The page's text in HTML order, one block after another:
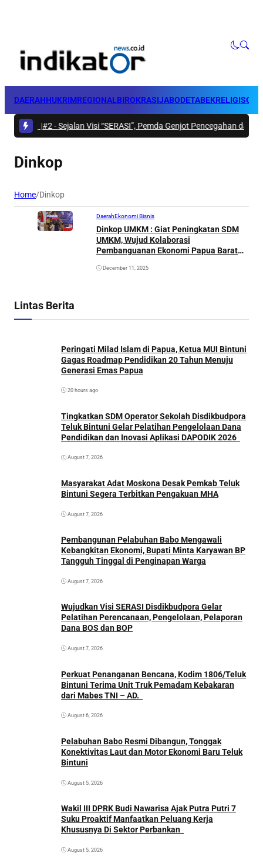
DAERAHHUKRIMREGIONALBIROKRASIJABODETABEKRELIGI
Jadwal Groundbreaking Dermaga Pelabuhan Babo Dipastikan 5 Agustus 2026| #2 -Sejalan Visi “SERASI”, Pemda Genjot Pencegahan dan
Dinkop
Home/Dinkop
DaerahEkonomi Bisnis
Dinkop UMKM : Giat Peningkatan SDM
UMKM, Wujud Kolaborasi
Pembanguanan Ekonomi Papua Barat
December 11, 2025
Lintas Berita
Peringati Milad Islam di Papua, Ketua MUI Bintuni
Gagas Roadmap Pendidikan 20 Tahun Menuju
Generasi Emas Papua
20 hours ago
Tingkatkan SDM Operator Sekolah Disdikbudpora
Teluk Bintuni Gelar Pelatihan Pengelolaan Dana
August 7, 2026
Masyarakat Adat Moskona Desak Pemkab Teluk
Bintuni Segera Terbitkan Pengakuan MHA
August 7, 2026
Pembangunan Pelabuhan Babo Mengawali
Kebangkitan Ekonomi, Bupati Minta Karyawan BP
Tangguh Tinggal di Penginapan Warga
August 7, 2026
Wujudkan Visi SERASI Disdikbudpora Gelar
Pelatihan Perencanaan, Pengelolaan, Pelaporan
Dana BOS dan BOP
August 7, 2026
Perkuat Penanganan Bencana, Kodim 1806/Teluk
Bintuni Terima Unit Truk Pemadam Kebakaran
August 6, 2026
Pelabuhan Babo Resmi Dibangun, Tonggak
Konektivitas Laut dan Motor Ekonomi Baru Teluk
Bintuni
August 5, 2026
Wakil III DPRK Budi Nawarisa Ajak Putra Putri 7
Suku Proaktif Manfaatkan Peluang Kerja
August 5, 2026